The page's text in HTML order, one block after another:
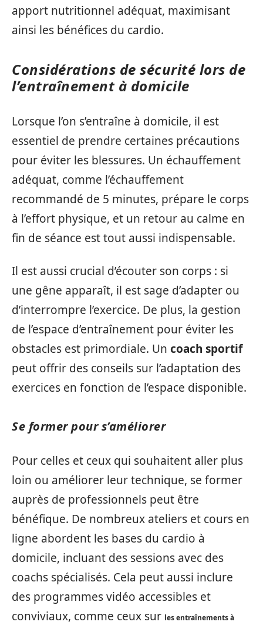
apport nutritionnel adéquat, maximisant
ainsi les bénéfices du cardio.
Considérations de sécurité lors de
l’entraînement à domicile
Lorsque l’on s’entraîne à domicile, il est
essentiel de prendre certaines précautions
pour éviter les blessures. Un échauffement
adéquat, comme l’échauffement
recommandé de 5 minutes, prépare le corps
à l’effort physique, et un retour au calme en
fin de séance est tout aussi indispensable.
Il est aussi crucial d’écouter son corps : si
une gêne apparaît, il est sage d’adapter ou
d’interrompre l’exercice. De plus, la gestion
de l’espace d’entraînement pour éviter les
obstacles est primordiale. Un coach sportif
peut offrir des conseils sur l’adaptation des
exercices en fonction de l’espace disponible.
Se former pour s’améliorer
Pour celles et ceux qui souhaitent aller plus
loin ou améliorer leur technique, se former
auprès de professionnels peut être
bénéfique. De nombreux ateliers et cours en
ligne abordent les bases du cardio à
domicile, incluant des sessions avec des
coachs spécialisés. Cela peut aussi inclure
des programmes vidéo accessibles et
conviviaux, comme ceux sur les entraînements à